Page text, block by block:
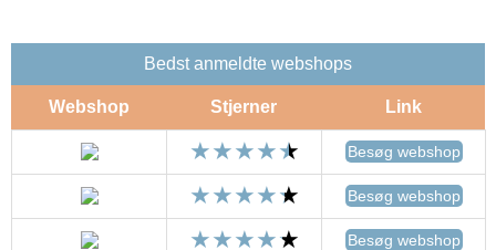
Bedst anmeldte webshops
Webshop Stjerner Link
Besøg webshop
Besøg webshop
Besøg webshop